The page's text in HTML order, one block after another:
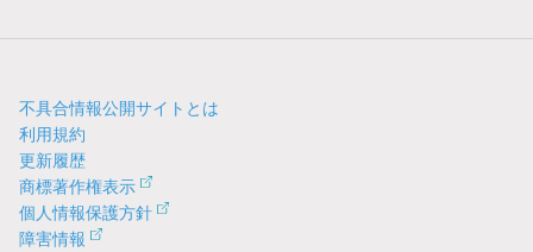
不具合情報公開サイトとは
利用規約
更新履歴
商標著作権表示
個人情報保護方針
障害情報